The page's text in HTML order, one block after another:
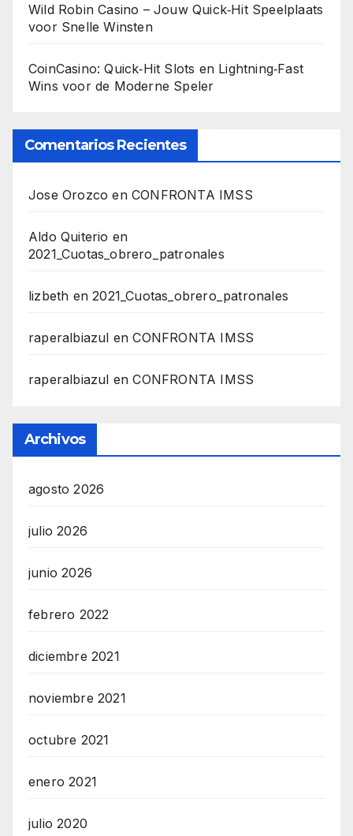
Wild Robin Casino – Jouw Quick‑Hit Speelplaats
voor Snelle Winsten
CoinCasino: Quick‑Hit Slots en Lightning‑Fast
Wins voor de Moderne Speler
Comentarios Recientes
Jose Orozco enCONFRONTA IMSS
Aldo Quiterio en
2021_Cuotas_obrero_patronales
lizbeth en2021_Cuotas_obrero_patronales
raperalbiazul enCONFRONTA IMSS
raperalbiazul enCONFRONTA IMSS
Archivos
agosto 2026
julio 2026
junio 2026
febrero 2022
diciembre 2021
noviembre 2021
octubre 2021
enero 2021
julio 2020